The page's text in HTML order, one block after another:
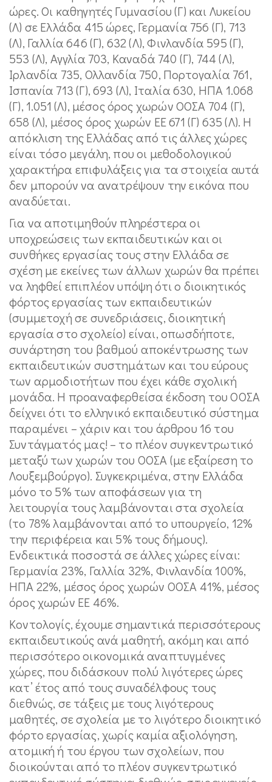
ώρες. Οι καθηγητές Γυμνασίου (Γ) και Λυκείου
(Λ) σε Ελλάδα 415 ώρες, Γερμανία 756 (Γ), 713
(Λ), Γαλλία 646 (Γ), 632 (Λ), Φινλανδία 595 (Γ),
553 (Λ), Αγγλία 703, Καναδά 740 (Γ), 744 (Λ),
Ιρλανδία 735, Ολλανδία 750, Πορτογαλία 761,
Ισπανία 713 (Γ), 693 (Λ), Ιταλία 630, ΗΠΑ 1.068
(Γ), 1.051 (Λ), μέσος όρος χωρών ΟΟΣΑ 704 (Γ),
658 (Λ), μέσος όρος χωρών ΕΕ 671 (Γ) 635 (Λ). Η
απόκλιση της Ελλάδας από τις άλλες χώρες
είναι τόσο μεγάλη, που οι μεθοδολογικού
χαρακτήρα επιφυλάξεις για τα στοιχεία αυτά
δεν μπορούν να ανατρέψουν την εικόνα που
αναδύεται.
Για να αποτιμηθούν πληρέστερα οι
υποχρεώσεις των εκπαιδευτικών και οι
συνθήκες εργασίας τους στην Ελλάδα σε
σχέση με εκείνες των άλλων χωρών θα πρέπει
να ληφθεί επιπλέον υπόψη ότι ο διοικητικός
φόρτος εργασίας των εκπαιδευτικών
(συμμετοχή σε συνεδριάσεις, διοικητική
εργασία στο σχολείο) είναι, οπωσδήποτε,
συνάρτηση του βαθμού αποκέντρωσης των
εκπαιδευτικών συστημάτων και του εύρους
των αρμοδιοτήτων που έχει κάθε σχολική
μονάδα. Η προαναφερθείσα έκδοση του ΟΟΣΑ
δείχνει ότι το ελληνικό εκπαιδευτικό σύστημα
παραμένει – χάριν και του άρθρου 16 του
Συντάγματός μας! – το πλέον συγκεντρωτικό
μεταξύ των χωρών του ΟΟΣΑ (με εξαίρεση το
Λουξεμβούργο). Συγκεκριμένα, στην Ελλάδα
μόνο το 5% των αποφάσεων για τη
λειτουργία τους λαμβάνονται στα σχολεία
(το 78% λαμβάνονται από το υπουργείο, 12%
την περιφέρεια και 5% τους δήμους).
Ενδεικτικά ποσοστά σε άλλες χώρες είναι:
Γερμανία 23%, Γαλλία 32%, Φινλανδία 100%,
ΗΠΑ 22%, μέσος όρος χωρών ΟΟΣΑ 41%, μέσος
όρος χωρών ΕΕ 46%.
Κοντολογίς, έχουμε σημαντικά περισσότερους
εκπαιδευτικούς ανά μαθητή, ακόμη και από
περισσότερο οικονομικά αναπτυγμένες
χώρες, που διδάσκουν πολύ λιγότερες ώρες
κατ’ έτος από τους συναδέλφους τους
διεθνώς, σε τάξεις με τους λιγότερους
μαθητές, σε σχολεία με το λιγότερο διοικητικό
φόρτο εργασίας, χωρίς καμία αξιολόγηση,
ατομική ή του έργου των σχολείων, που
διοικούνται από το πλέον συγκεντρωτικό